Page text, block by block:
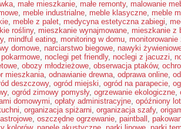
, małe mieszkanie, małe remonty, malowanie
, meble industrialne, meble klasyczne, meble
, meble z palet, medycyna estetyczna zabiegi,
rośliny, mieszkanie wynajmowane, mieszkanie z
, mindful eating, monitoring w domu, monitorowanie
domowe, narciarstwo biegowe, nawyki
, noclegi pet friendly, noclegi z jacuzzi,
, obozy młodzieżowe, obserwacja ptaków,
mieszkania, odnawianie drewna, odprawa online,
deszczowy, ogród miejski, ogród na parapecie,
, ogród zimowy pomysły, ogrzewanie ekologiczne,
domowymi, opłaty administracyjne, opóźniony lot
, organizacja spiżarni, organizacja szafy,
, oszczędne ogrzewanie, paintball ,